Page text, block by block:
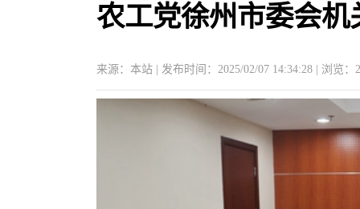
农工党徐州市委会
来源：本站 | 发布时间：2025/02/07 14:34:28 | 浏览：